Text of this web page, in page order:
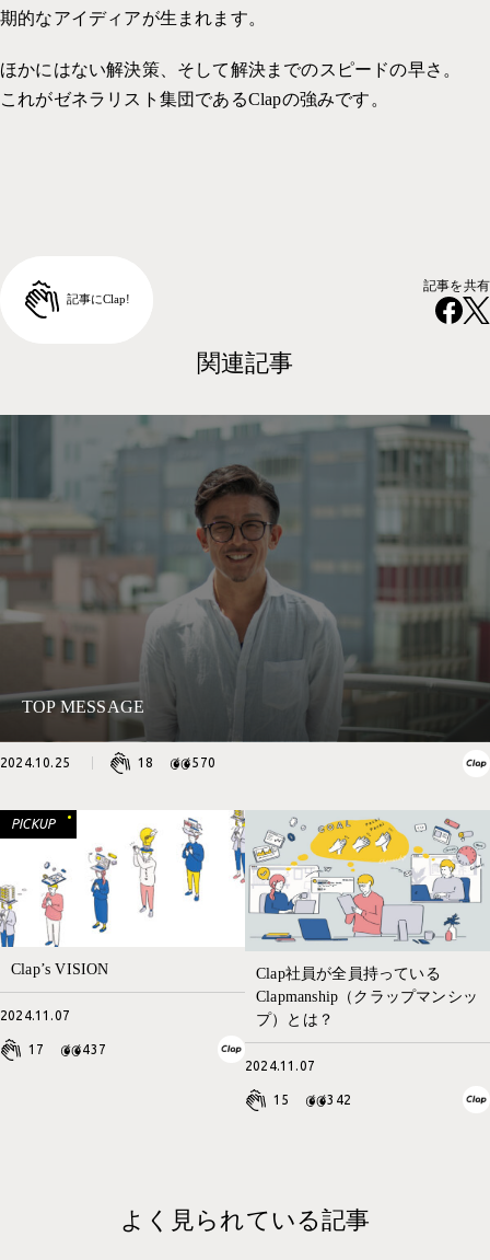
期的なアイディアが生まれます。
ほかにはない解決策、そして解決までのスピードの早さ。
これがゼネラリスト集団であるClapの強みです。
記事を共有
関連記事
TOP MESSAGE
2024.10.25 18 570
Clap’s VISION
2024.11.07
17 437
Clap社員が全員持っている
Clapmanship（クラップマンシッ
プ）とは？
2024.11.07
15 342
よく見られている記事